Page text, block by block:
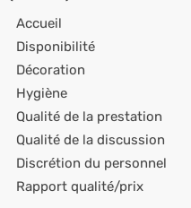
Accueil
Disponibilité
Décoration
Hygiène
Qualité de la prestation
Qualité de la discussion
Discrétion du personnel
Rapport qualité/prix